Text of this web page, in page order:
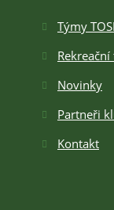
Týmy
Novinky
Partneři
Kontakt